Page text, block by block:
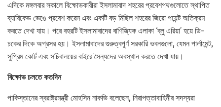
এদিকে মঙ্গলবার সকালে বিক্ষোভকারীরা ইসলামাবাদ শহরের প্রবেশপথগুলোতে স্থাপিত
ব্যারিকেড ভেঙে প্রবেশ করেন এবং একটি বড় মিছিল শহরের জিরো পয়েন্ট অতিক্রম
করতে দেখা যায়। পরে বহরটি ইসলামাবাদের বাণিজ্যিক এলাকা ‘ব্লু এরিয়া’ হয়ে ডি-
চকের দিকে অগ্রসর হয়। ইসলামাবাদের গুরুত্বপূর্ণ সরকারি ভবনগুলো, যেমন পার্লামেন্ট,
সুপ্রিম কোর্ট এবং সচিবালয়ের বাইরে সৈন্যদের অবস্থান করতে দেখা যায়।
বিক্ষোভ চলতে কতদিন
পাকিস্তানের স্বরাষ্ট্রমন্ত্রী মোহসিন নাকভি বলেছেন, নিরাপত্তাবাহিনীর সদস্যরা